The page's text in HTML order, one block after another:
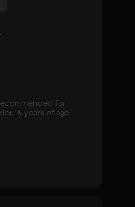
for
16 years of age